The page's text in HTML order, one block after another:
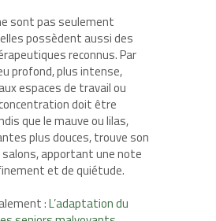
sont pas seulement
possèdent aussi des
reconnus. Par
profond, plus intense,
espaces de travail ou
doit être
que le mauve ou lilas,
plus douces, trouve son
salons, apportant une note
et de quiétude.
:L’adaptation du